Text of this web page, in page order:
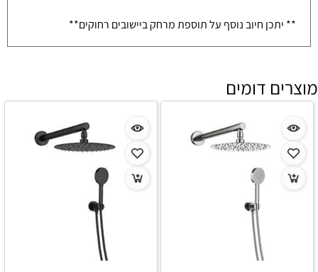
** יתכן חיוב נוסף על תוספת מרחק ביישובים רחוקים**
מוצרים דומים